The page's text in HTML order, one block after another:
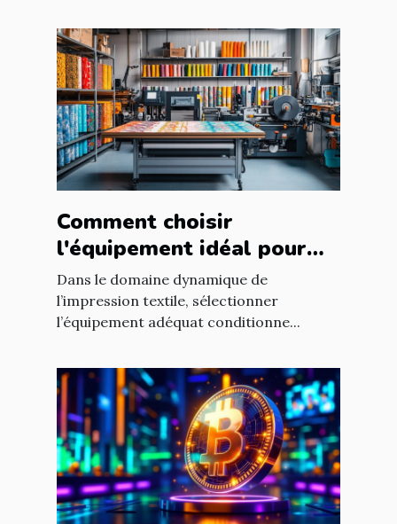
Comment choisir
l'équipement idéal pour
votre atelier d'impression
textile ?
Dans le domaine dynamique de
l’impression textile, sélectionner
l’équipement adéquat conditionne...